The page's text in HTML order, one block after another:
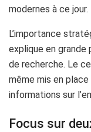
modernes à ce jour.
L’importance
explique en
de recherche. Le
même mis en
informations sur
Focus sur